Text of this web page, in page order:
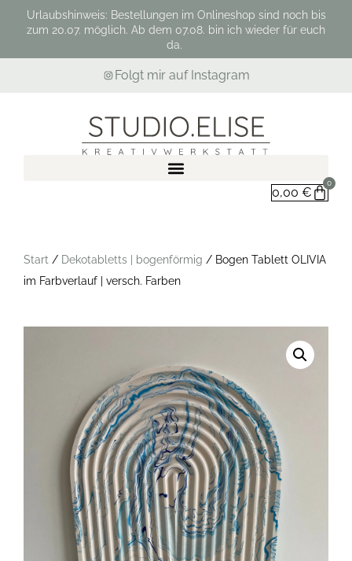
Urlaubshinweis: Bestellungen im Onlineshop sind noch bis
zum 20.07. möglich. Ab dem 07.08. bin ich wieder für euch
da.
Folgt mir auf Instagram
0,00 €
0
Start / Dekotabletts | bogenförmig / Bogen Tablett OLIVIA
im Farbverlauf | versch. Farben